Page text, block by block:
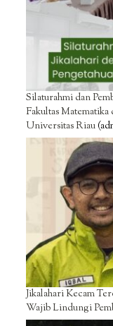
Silaturahmi dan
Fakultas
Universitas Riau
Jikalahari Kecam
Wajib Lindungi